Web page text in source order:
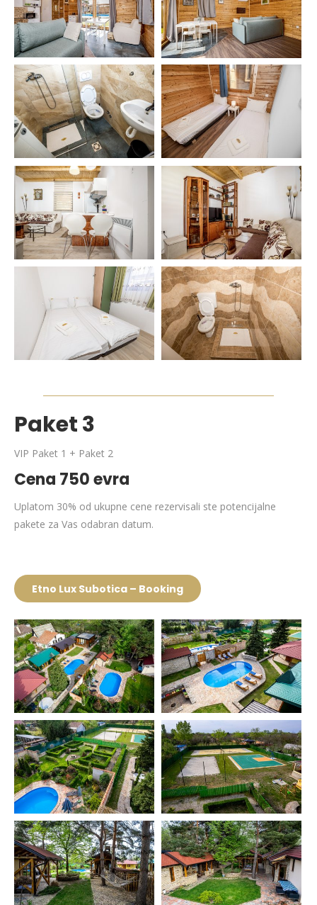
Paket 3
VIP Paket 1 + Paket 2
Cena 750 evra
Uplatom 30% od ukupne cene rezervisali ste potencijalne
pakete za Vas odabran datum.
Etno Lux Subotica – Booking